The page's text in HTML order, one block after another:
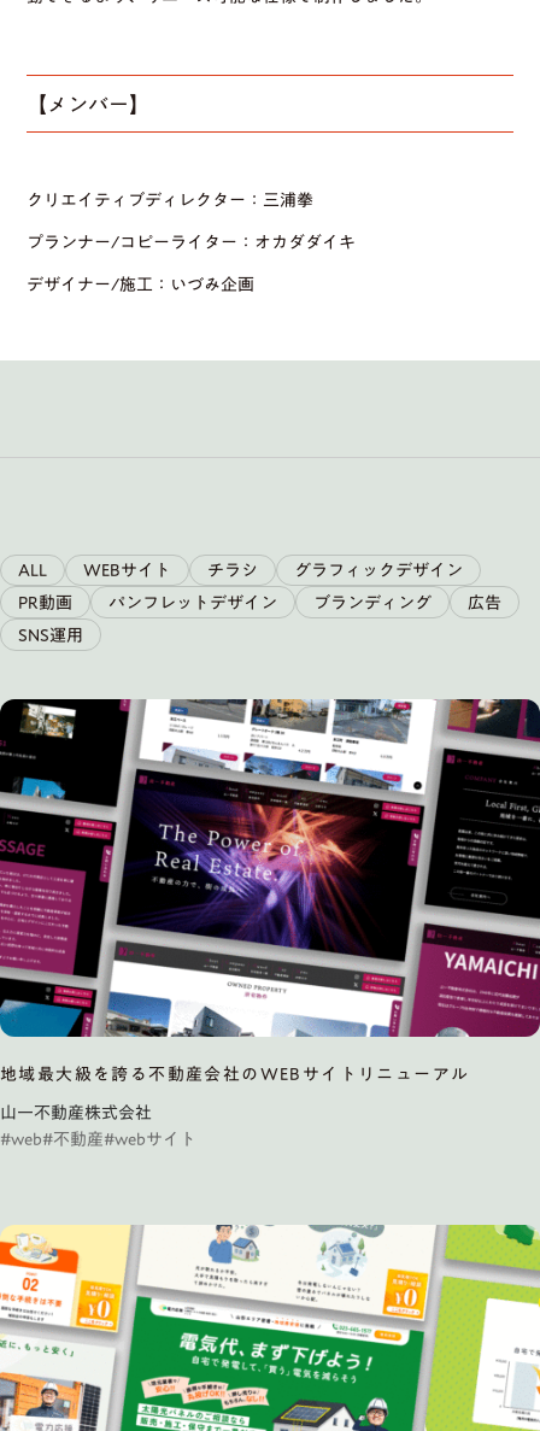
【メンバー】
クリエイティブディレクター：三浦拳
プランナー/コピーライター：オカダダイキ
デザイナー/施工：いづみ企画
ALL WEBサイト チラシ
グラフィックデザイン
PR動画
パンフレットデザイン ブランディング
広告
SNS運用
地域最大級を誇る不動産会社のWEBサイトリニューアル
山一不動産株式会社
#web#不動産#webサイト